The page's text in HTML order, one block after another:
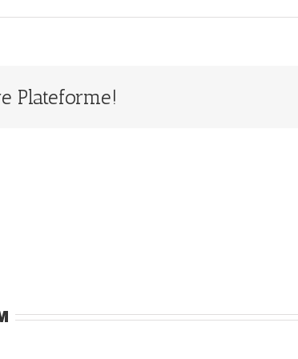
Plateforme!